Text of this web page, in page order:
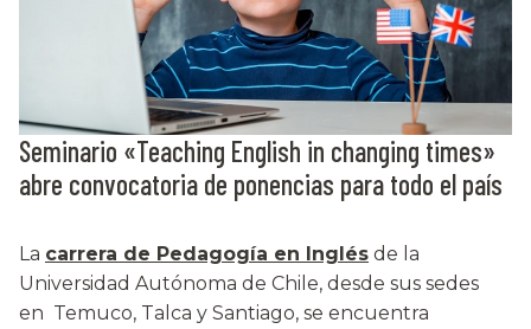
Seminario «Teaching English in changing times»
abre convocatoria de ponencias para todo el país
La carrera de Pedagogía en Inglés de la
Universidad Autónoma de Chile, desde sus sedes
en Temuco, Talca y Santiago, se encuentra